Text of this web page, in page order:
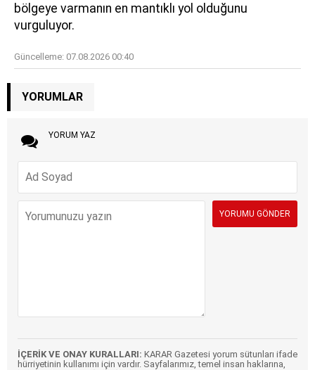
bölgeye varmanın en mantıklı yol olduğunu
vurguluyor.
Güncelleme: 07.08.2026 00:40
YORUMLAR
YORUM YAZ
İÇERİK VE ONAY KURALLARI: KARAR Gazetesi yorum sütunları ifade
hürriyetinin kullanımı için vardır. Sayfalarımız, temel insan haklarına,